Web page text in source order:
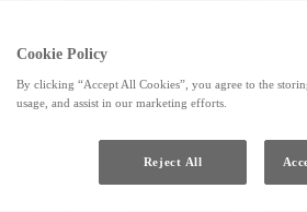
Cookie Policy
By clicking “Accept All Cookies”, you agree to the
usage, and assist in our marketing efforts.
Reject All